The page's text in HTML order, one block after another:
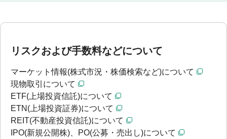
リスクおよび手数料などについて
マーケット情報(株式市況・株価検索など)について
現物取引について
ETF(上場投資信託)について
ETN(上場投資証券)について
REIT(不動産投資信託)について
IPO(新規公開株)、PO(公募・売出し)について